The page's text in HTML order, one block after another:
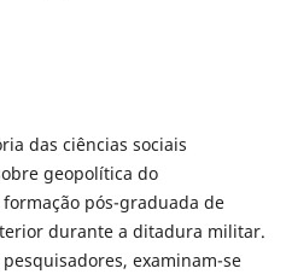
das ciências sociais
geopolítica do
pós-graduada de
durante a ditadura militar.
examinam-se